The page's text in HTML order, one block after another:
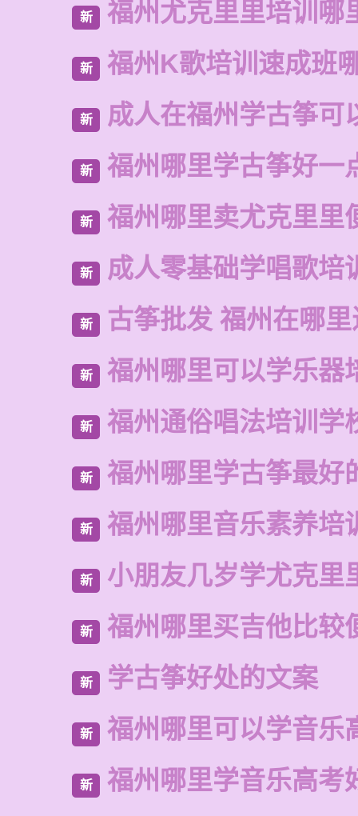
新 福州尤克里里培训哪
新 福州K歌培训速成班
新 成人在福州学古筝可
新 福州哪里学古筝好一
新 福州哪里卖尤克里里
新 成人零基础学唱歌培
新 古筝批发 福州在哪
新 福州哪里可以学乐器
新 福州通俗唱法培训学
新 福州哪里学古筝最好
新 福州哪里音乐素养培
新 小朋友几岁学尤克里
新 福州哪里买吉他比较
新 学古筝好处的文案
新 福州哪里可以学音乐
新 福州哪里学音乐高考